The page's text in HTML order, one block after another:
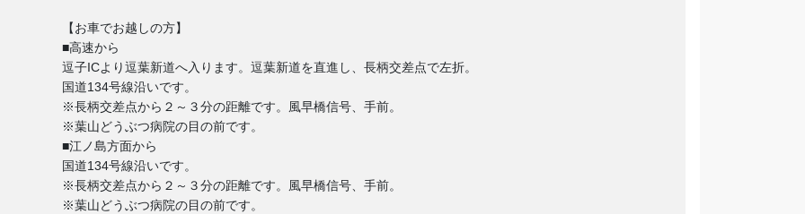
【お車でお越しの方】
■高速から
逗子ICより逗葉新道へ入ります。逗葉新道を直進し、長柄交差点で左折。
国道134号線沿いです。
※長柄交差点から２～３分の距離です。風早橋信号、手前。
※葉山どうぶつ病院の目の前です。
■江ノ島方面から
国道134号線沿いです。
※長柄交差点から２～３分の距離です。風早橋信号、手前。
※葉山どうぶつ病院の目の前です。